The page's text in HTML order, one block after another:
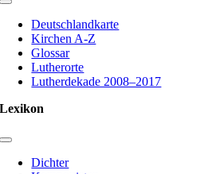
Toggle
NavigationDeutschlandkarte
Kirchen A-Z
Glossar
Lutherorte
Lutherdekade 2008–2017
Lexikon
Toggle
Navigation
Dichter